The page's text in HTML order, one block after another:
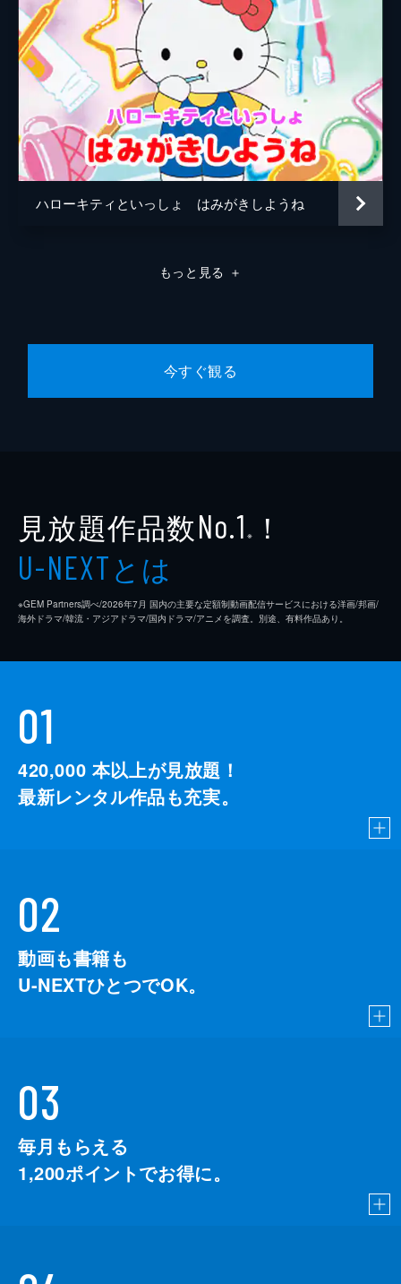
ハローキティといっしょ はみがきしようね
もっと見る ＋
今すぐ観る
見放題作品数No.1 ※ ！
U-NEXTとは
※GEM Partners調べ/2026年7⽉ 国内の主要な定額制動画配信サービスにおける洋画/邦画/
海外ドラマ/韓流・アジアドラマ/国内ドラマ/アニメを調査。別途、有料作品あり。
01
420,000 本以上が見放題！
最新レンタル作品も充実。
02
動画も書籍も
U-NEXTひとつでOK。
03
毎月もらえる
1,200ポイントでお得に。